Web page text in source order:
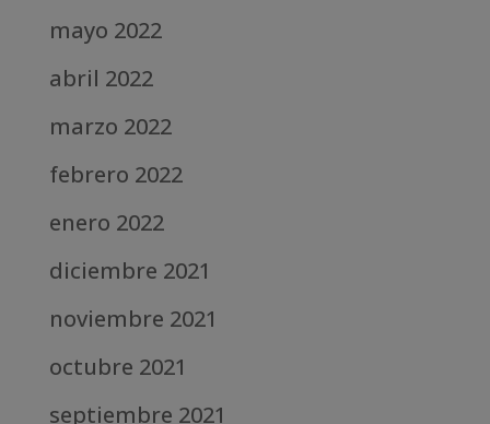
mayo 2022
abril 2022
marzo 2022
febrero 2022
enero 2022
diciembre 2021
noviembre 2021
octubre 2021
septiembre 2021